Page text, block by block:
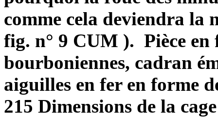
comme cela deviendra la
fig. n° 9 CUM ). Pièce
bourboniennes, cadran
aiguilles en fer en forme
215 Dimensions de la